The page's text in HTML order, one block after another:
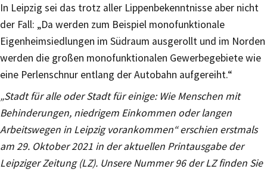
In Leipzig sei das trotz aller Lippenbekenntnisse aber nicht
der Fall: „Da werden zum Beispiel monofunktionale
Eigenheimsiedlungen im Südraum ausgerollt und im Norden
werden die großen monofunktionalen Gewerbegebiete wie
eine Perlenschnur entlang der Autobahn aufgereiht.“
„Stadt für alle oder Stadt für einige: Wie Menschen mit
Behinderungen, niedrigem Einkommen oder langen
Arbeitswegen in Leipzig vorankommen“ erschien erstmals
am 29. Oktober 2021 in der aktuellen Printausgabe der
Leipziger Zeitung (LZ). Unsere Nummer 96 der LZ finden Sie